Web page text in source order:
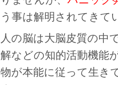
う事は解明されてきて
人の脳は大脳皮質の中
解などの知的活動機能
物が本能に従って生き